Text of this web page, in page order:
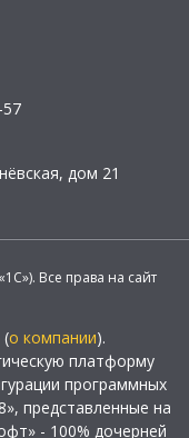
дом 21
Все права на сайт
о компании).
платформу
программных
представленные на
- 100% дочерней